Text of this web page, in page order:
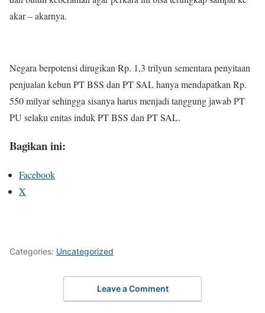
akar – akarnya.
Negara berpotensi dirugikan Rp. 1,3 trilyun sementara penyitaan
penjualan kebun PT BSS dan PT SAL hanya mendapatkan Rp.
550 milyar sehingga sisanya harus menjadi tanggung jawab PT
PU selaku enitas induk PT BSS dan PT SAL.
Bagikan ini:
Facebook
X
Categories: Uncategorized
Leave a Comment